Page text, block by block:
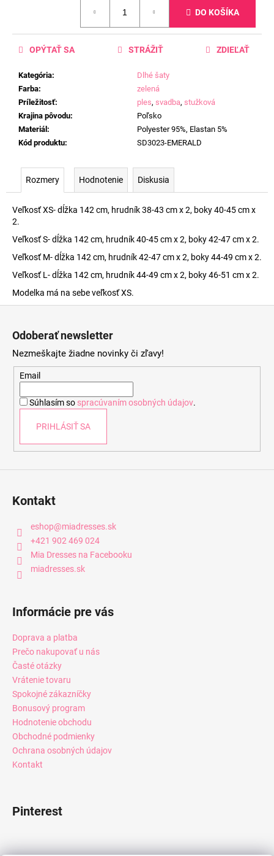
DO KOŠÍKA
Kategória:
Dlhé šaty
Farba:
zelená
Príležitosť: ples, svadba, stužková
Krajina pôvodu:
Poľsko
Materiál :
Polyester 95%, Elastan 5%
Kód produktu: SD3023-EMERALD
OPÝTAŤ SA STRÁŽIŤ ZDIEĽAŤ
Rozmery Hodnotenie Diskusia
Veľkosť XS- dĺžka 142 cm, hrudník 38-43 cm x 2, boky 40-45 cm x
2.
Veľkosť S- dĺžka 142 cm, hrudník 40-45 cm x 2, boky 42-47 cm x 2.
Veľkosť M- dĺžka 142 cm, hrudník 42-47 cm x 2, boky 44-49 cm x 2.
Veľkosť L- dĺžka 142 cm, hrudník 44-49 cm x 2, boky 46-51 cm x 2.
Modelka má na sebe veľkosť XS.
Odoberať newsletter
Nezmeškajte žiadne novinky či zľavy!
Email
Súhlasím so spracúvaním osobných údajov.
PRIHLÁSIŤ SA
Kontakt
eshop@miadresses.sk
+421 902 469 024
Mia Dresses na Facebooku
miadresses.sk
Informácie pre vás
Doprava a platba
Prečo nakupovať u nás
Časté otázky
Vrátenie tovaru
Spokojné zákazníčky
Bonusový program
Hodnotenie obchodu
Obchodné podmienky
Ochrana osobných údajov
Kontakt
Pinterest